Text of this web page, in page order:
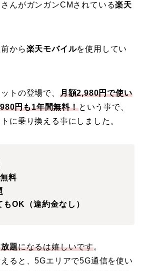
んがガンガンCMされている楽天
から楽天モバイルを使用してい
トの登場で、 月額2,980円で使い
円も1年間無料！という事で、
に乗り換える事にしました。
料
OK（違約金なし）
題になるは嬉しいです。
ると、5Gエリアで5G通信を使い